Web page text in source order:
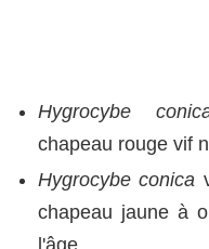
Hygrocybe
chapeau rouge vif
Hygrocybe conica
chapeau jaune à